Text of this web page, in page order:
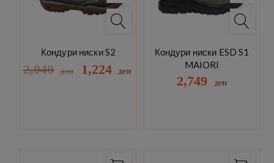
Кондури ниски S2
2,040 ден 1,224 ден
Кондури ниски ESD S1
MAIORI
2,749 ден